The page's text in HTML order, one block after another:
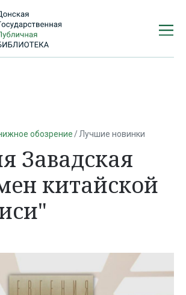
обозрение Лучшие новинки
Завадская
китайской